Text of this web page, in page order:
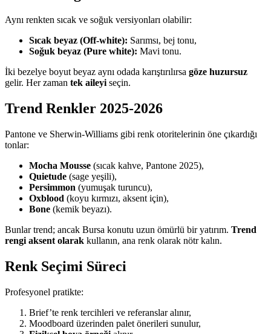
Aynı renkten sıcak ve soğuk versiyonları olabilir:
Sıcak beyaz (Off-white): Sarımsı, bej tonu,
Soğuk beyaz (Pure white): Mavi tonu.
İki bezelye boyut beyaz aynı odada karıştırılırsa göze huzursuz
gelir. Her zaman tek aileyi seçin.
Trend Renkler 2025-2026
Pantone ve Sherwin-Williams gibi renk otoritelerinin öne çıkardığı
tonlar:
Mocha Mousse (sıcak kahve, Pantone 2025),
Quietude (sage yeşili),
Persimmon (yumuşak turuncu),
Oxblood (koyu kırmızı, aksent için),
Bone (kemik beyazı).
Bunlar trend; ancak Bursa konutu uzun ömürlü bir yatırım. Trend
rengi aksent olarak kullanın, ana renk olarak nötr kalın.
Renk Seçimi Süreci
Profesyonel pratikte:
Brief’te renk tercihleri ve referanslar alınır,
Moodboard üzerinden palet önerileri sunulur,